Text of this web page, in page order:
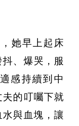
她早上起床
、爆哭，服
感持續到中
的叮囑下就
與血塊，讓